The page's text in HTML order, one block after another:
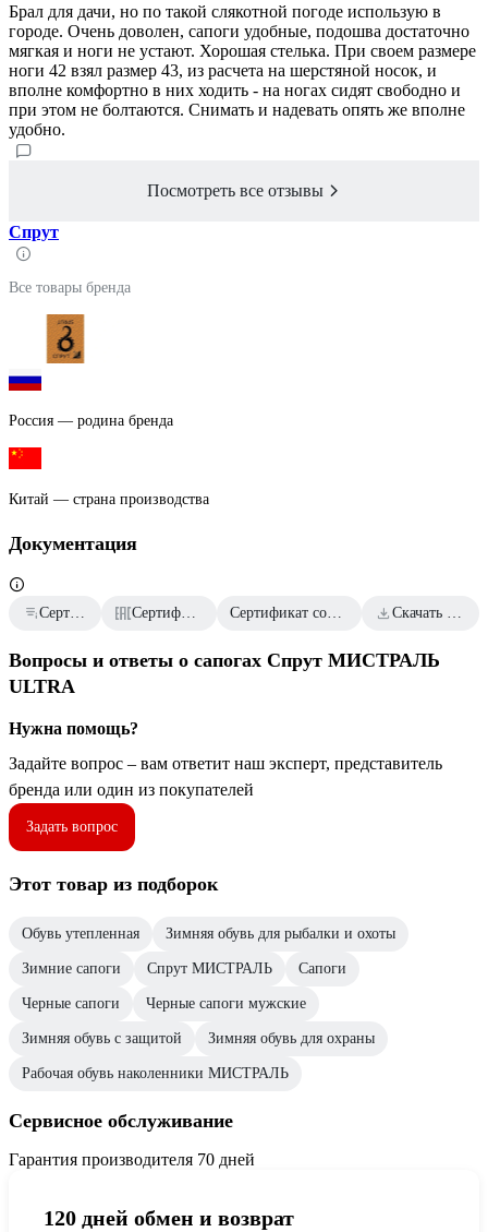
Брал для дачи, но по такой слякотной погоде использую в
городе. Очень доволен, сапоги удобные, подошва достаточно
мягкая и ноги не устают. Хорошая стелька. При своем размере
ноги 42 взял размер 43, из расчета на шерстяной носок, и
вполне комфортно в них ходить - на ногах сидят свободно и
при этом не болтаются. Снимать и надевать опять же вполне
удобно.
Посмотреть все отзывы
Спрут
Все товары бренда
Россия — родина бренда
Китай — страна производства
Документация
Сертификат дилера Сертификаты соответствия Сертификат соответствия от 2024.11.29 Скачать всю документацию
Вопросы и ответы о сапогах Спрут МИСТРАЛЬ
ULTRA
Нужна помощь?
Задайте вопрос – вам ответит наш эксперт, представитель
бренда или один из покупателей
Задать вопрос
Этот товар из подборок
Обувь утепленная Зимняя обувь для рыбалки и охоты
Зимние сапоги Спрут МИСТРАЛЬ Сапоги
Черные сапоги Черные сапоги мужские
Зимняя обувь с защитой Зимняя обувь для охраны
Рабочая обувь наколенники МИСТРАЛЬ
Сервисное обслуживание
Гарантия производителя 70 дней
120 дней обмен и возврат